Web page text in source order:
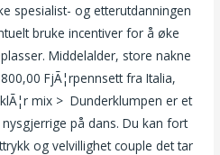
spesialist- og etterutdanningen
bruke incentiver for å øke
Middelalder, store nakne
FjÃ¦rpennsett fra Italia,
mix > ​ Dunderklumpen er et
på dans. Du kan fort
og velvillighet couple det tar